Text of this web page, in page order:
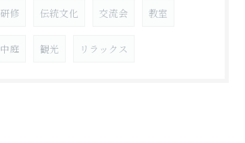
研修 伝統文化 交流会 教室
中庭 観光 リラックス